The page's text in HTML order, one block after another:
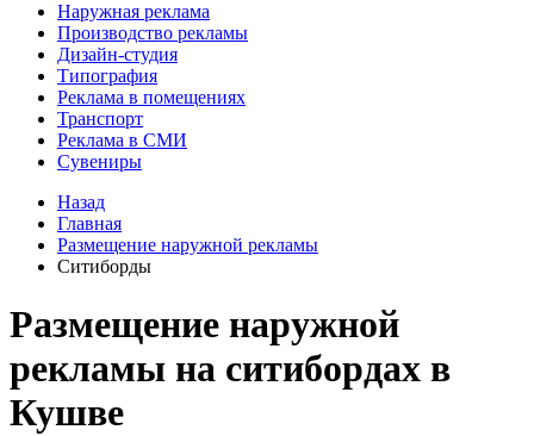
Наружная реклама
Производство рекламы
Дизайн-студия
Типография
Реклама в помещениях
Транспорт
Реклама в СМИ
Сувениры
Назад
Главная
Размещение наружной рекламы
Ситиборды
Размещение наружной
рекламы на ситибордах в
Кушве